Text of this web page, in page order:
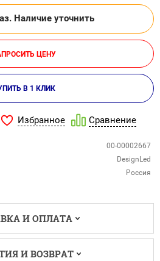
Наличие уточнить
ЦЕНУ
В 1 КЛИК
Избранное Сравнение
00-00002667
DesignLed
Россия
И ОПЛАТА
И ВОЗВРАТ